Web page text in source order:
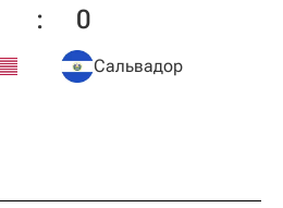
: 0
Сальвадор